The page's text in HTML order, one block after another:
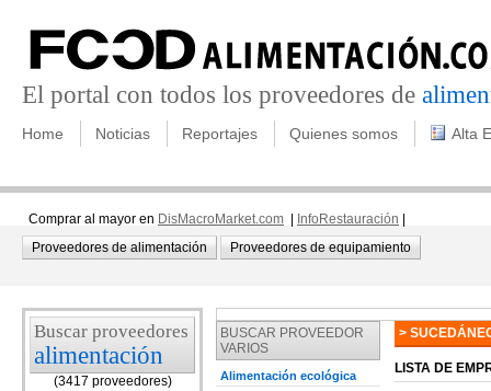
El portal con todos los proveedores de
Home Noticias Reportajes Quienes somos Alta
Comprar al mayor en DisMacroMarket.com InfoRestauración
Proveedores de alimentación
Proveedores de equipamiento
Buscar proveedores
alimentación
(3417 proveedores)
BUSCAR PROVEEDOR
VARIOS
Alimentación ecológica
>
LISTA DE